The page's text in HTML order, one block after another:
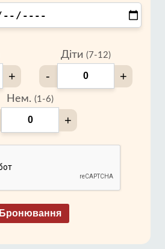
+
Діти (7-12)
- +
Нем. (1-6)
+
Бронювання